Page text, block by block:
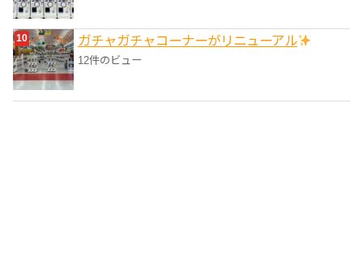
ガチャガチャコーナーがリニューアル
12件のビュー